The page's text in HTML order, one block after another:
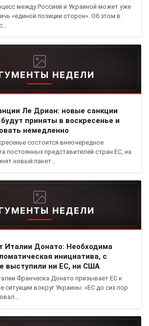
между Россией и Украиной может уже
«единой позиции сторон». Об этом в
НЕДЕЛИ
Ле Дриан: новые санкции
приняты в воскресенье и
немедленно
состоится внеочередное
постоянных представителей стран ЕС, на
новый пакет…
НЕДЕЛИ
Италии Донато: Необходима
инициатива, с
выступили ни ЕС, ни США
Франческа Донато призывает ЕС к
ситуации вокруг Украины. «ЕС до сих пор